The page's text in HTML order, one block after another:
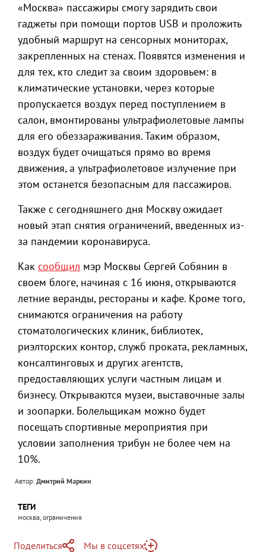
«Москва» пассажиры смогу зарядить свои
гаджеты при помощи портов USB и проложить
удобный маршрут на сенсорных мониторах,
закрепленных на стенах. Появятся изменения и
для тех, кто следит за своим здоровьем: в
климатические установки, через которые
пропускается воздух перед поступлением в
салон, вмонтированы ультрафиолетовые лампы
для его обеззараживания. Таким образом,
воздух будет очищаться прямо во время
движения, а ультрафиолетовое излучение при
этом останется безопасным для пассажиров.
Также с сегодняшнего дня Москву ожидает
новый этап снятия ограничений, введенных из-
за пандемии коронавируса.
Как сообщил мэр Москвы Сергей Собянин в
своем блоге, начиная с 16 июня, открываются
летние веранды, рестораны и кафе. Кроме того,
снимаются ограничения на работу
стоматологических клиник, библиотек,
риэлторских контор, служб проката, рекламных,
консалтинговых и других агентств,
предоставляющих услуги частным лицам и
бизнесу. Открываются музеи, выставочные залы
и зоопарки. Болельщикам можно будет
посещать спортивные мероприятия при
условии заполнения трибун не более чем на
10%.
Автор: Дмитрий Маркин
ТЕГИ
москва, ограничения
Поделиться
Мы в соцсетях